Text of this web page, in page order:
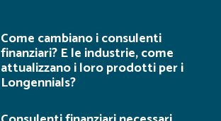
Come cambiano i consulenti
finanziari? E le industrie, come
attualizzano i loro prodotti per i
Longennials?